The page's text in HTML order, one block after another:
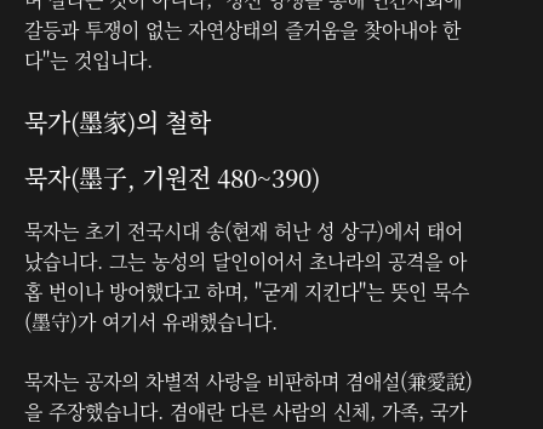
갈등과 투쟁이 없는 자연상태의 즐거움을 찾아내야 한
다"는 것입니다.
묵가(墨家)의 철학
묵자(墨子, 기원전 480~390)
묵자는 초기 전국시대 송(현재 허난 성 상구)에서 태어
났습니다. 그는 농성의 달인이어서 초나라의 공격을 아
홉 번이나 방어했다고 하며, "굳게 지킨다"는 뜻인 묵수
(墨守)가 여기서 유래했습니다.
묵자는 공자의 차별적 사랑을 비판하며 겸애설(兼愛說)
을 주장했습니다. 겸애란 다른 사람의 신체, 가족, 국가